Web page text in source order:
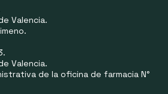
Valencia.
Valencia.
de la oficina de farmacia N°